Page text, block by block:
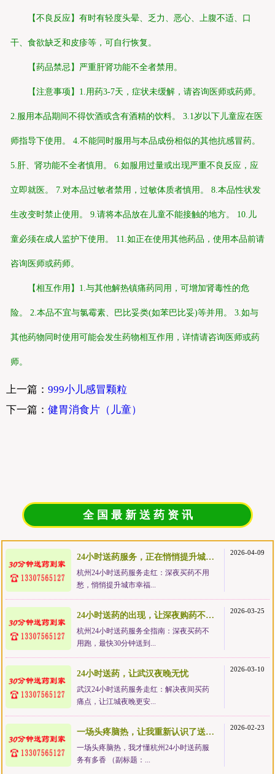
【不良反应】有时有轻度头晕、乏力、恶心、上腹不适、口
干、食欲缺乏和皮疹等，可自行恢复。
【药品禁忌】严重肝肾功能不全者禁用。
【注意事项】1.用药3-7天，症状未缓解，请咨询医师或药师。
2.服用本品期间不得饮酒或含有酒精的饮料。 3.1岁以下儿童应在医
师指导下使用。 4.不能同时服用与本品成份相似的其他抗感冒药。
5.肝、肾功能不全者慎用。 6.如服用过量或出现严重不良反应，应
立即就医。 7.对本品过敏者禁用，过敏体质者慎用。 8.本品性状发
生改变时禁止使用。 9.请将本品放在儿童不能接触的地方。 10.儿
童必须在成人监护下使用。 11.如正在使用其他药品，使用本品前请
咨询医师或药师。
【相互作用】1.与其他解热镇痛药同用，可增加肾毒性的危
险。 2.本品不宜与氯霉素、巴比妥类(如苯巴比妥)等并用。 3.如与
其他药物同时使用可能会发生药物相互作用，详情请咨询医师或药
师。
上一篇： 999小儿感冒颗粒
下一篇： 健胃消食片（儿童）
全 国 最 新 送 药 资 讯
24小时送药服务，正在悄悄提升城市幸福感
杭州24小时送药服务走红：深夜买药不用
愁，悄悄提升城市幸福...
2026-04-09
24小时送药的出现，让深夜购药不再狼狈
杭州24小时送药服务全指南：深夜买药不
用跑，最快30分钟送到...
2026-03-25
24小时送药，让武汉夜晚无忧
武汉24小时送药服务走红：解决夜间买药
痛点，让江城夜晚更安...
2026-03-10
一场头疼脑热，让我重新认识了送药服务的价值
一场头疼脑热，我才懂杭州24小时送药服
务有多香 （副标题：...
2026-02-23